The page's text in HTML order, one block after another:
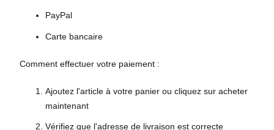
PayPal
Carte bancaire
Comment effectuer votre paiement :
Ajoutez l'article à votre panier ou cliquez sur acheter
maintenant
Vérifiez que l'adresse de livraison est correcte